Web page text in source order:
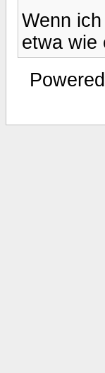
Wenn
etwa wie